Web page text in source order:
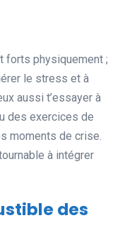
forts physiquement ;
le stress et à
aussi t’essayer à
des exercices de
moments de crise.
à intégrer
des